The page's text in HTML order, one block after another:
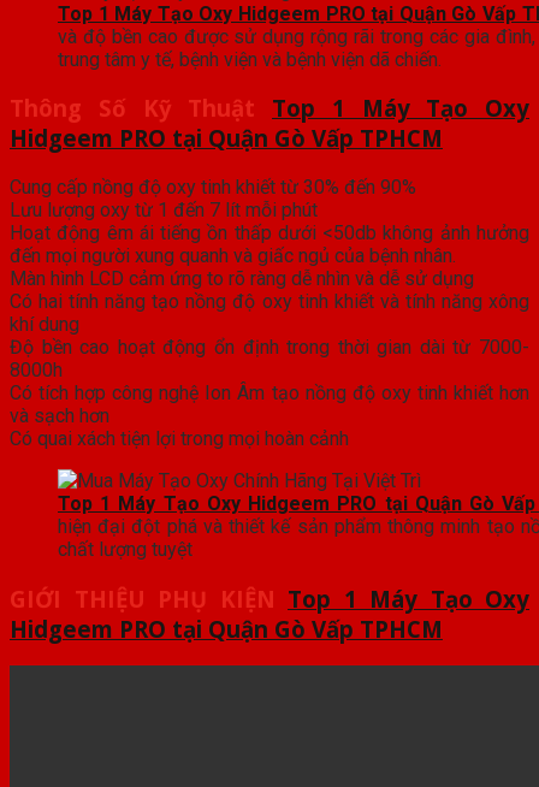
Top 1 Máy Tạo Oxy Hidgeem PRO tại Quận Gò Vấp
và độ bền cao được sử dụng rộng rãi trong các gia
trung tâm y tế, bệnh viện và bệnh viện dã chiến.
Thông Số Kỹ Thuật Top 1 Máy Tạo Oxy
Hidgeem PRO tại Quận Gò Vấp TPHCM
Cung cấp nồng độ oxy tinh khiết từ 30% đến 90%
Lưu lượng oxy từ 1 đến 7 lít mỗi phút
Hoạt động êm ái tiếng ồn thấp dưới <50db không ảnh hưởng
đến mọi người xung quanh và giấc ngủ của bệnh nhân.
Màn hình LCD cảm ứng to rõ ràng dễ nhìn và dễ sử dụng
Có hai tính năng tạo nồng độ oxy tinh khiết và tính năng xông
khí dung
Độ bền cao hoạt động ổn định trong thời gian dài từ 7000-
8000h
Có tích hợp công nghệ Ion Âm tạo nồng độ oxy tinh khiết hơn
và sạch hơn
Có quai xách tiện lợi trong mọi hoàn cảnh
Top 1 Máy Tạo Oxy Hidgeem PRO tại Quận Gò
hiện đại đột phá và thiết kế sản phẩm thông minh tạo
chất lượng tuyệt
GIỚI THIỆU PHỤ KIỆN Top 1 Máy Tạo Oxy
Hidgeem PRO tại Quận Gò Vấp TPHCM